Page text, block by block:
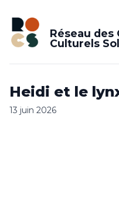
Réseau des
Culturels
Heidi et le
13 juin 2026